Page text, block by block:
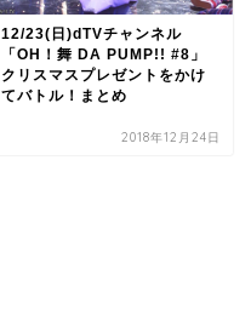
12/23(日)dTVチャンネル
「OH！舞 DA PUMP!! #8」
クリスマスプレゼントをかけ
てバトル！まとめ
2018年12月24日